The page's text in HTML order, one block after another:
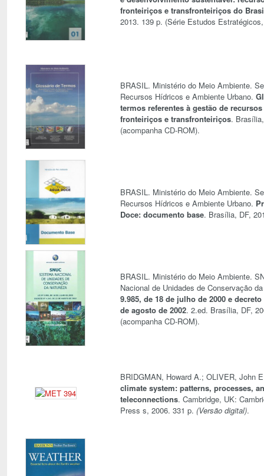
fronteiriços e transfronteiriços do
2013. 139 p. (Série Estudos
BRASIL. Ministério do Meio Ambiente.
Recursos Hídricos e Ambiente Urbano.
termos referentes à gestão de
fronteiriços e transfronteiriços.
(acompanha CD-ROM).
BRASIL. Ministério do Meio Ambiente.
Recursos Hídricos e Ambiente Urbano.
Doce: documento base. Brasília, DF,
BRASIL. Ministério do Meio Ambiente.
Nacional de Unidades de Conservação
9.985, de 18 de julho de 2000 e
de agosto de 2002. 2.ed. Brasília, DF,
(acompanha CD-ROM).
BRIDGMAN, Howard A.; OLIVER, John
climate system: patterns, processes,
teleconnections. Cambridge, UK:
Press s, 2006. 331 p. (Versão digital).